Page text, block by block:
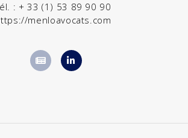
: + 33 (1) 53 89 90 90
menloavocats.com